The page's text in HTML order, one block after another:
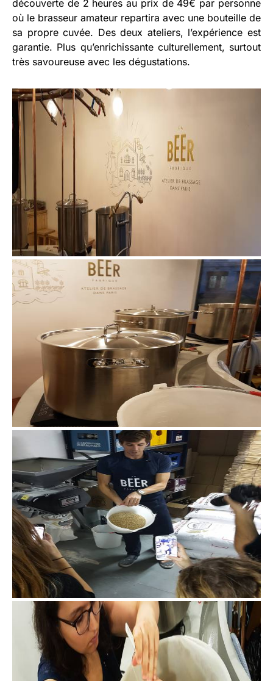
découverte de 2 heures au prix de 49€ par personne
où le brasseur amateur repartira avec une bouteille de
sa propre cuvée. Des deux ateliers, l’expérience est
garantie. Plus qu’enrichissante culturellement, surtout
très savoureuse avec les dégustations.